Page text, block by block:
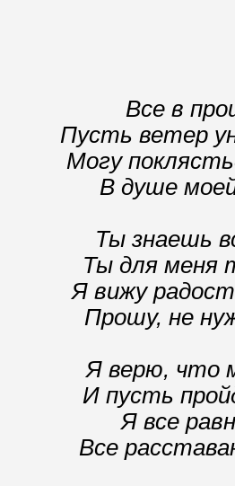
Все в
Пусть ветер
Могу
В душе
Ты знаешь
Ты для меня
Я вижу
Прошу, не
Я верю, что
И пусть
Я все
Все